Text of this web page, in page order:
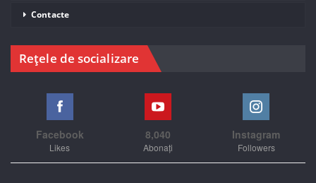
Contacte
Rețele de socializare
Facebook
Likes
8,040
Abonați
Instagram
Followers